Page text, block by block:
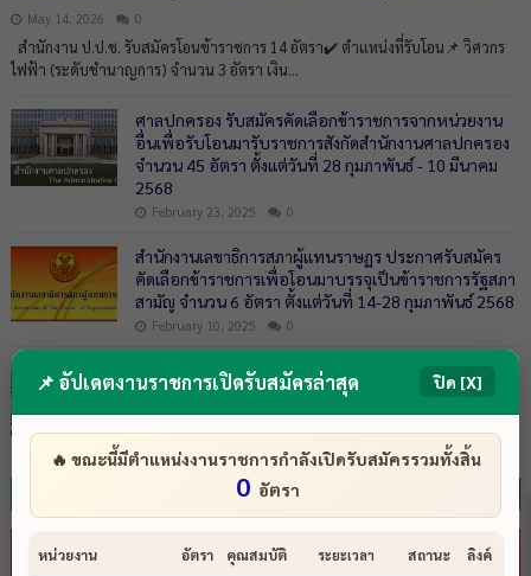
May 14, 2026 0
สำนักงาน ป.ป.ช. รับสมัครโอนข้าราชการ 14 อัตรา✔️ ตำแหน่งที่รับโอน📌 วิศวกร
ไฟฟ้า (ระดับชำนาญการ) จำนวน 3 อัตรา เงิน...
ศาลปกครอง รับสมัครคัดเลือกข้าราชการจากหน่วยงาน
อื่นเพื่อรับโอนมารับราชการสังกัดสำนักงานศาลปกครอง
จำนวน 45 อัตรา ตั้งแต่วันที่ 28 กุมภาพันธ์ - 10 มีนาคม
2568
February 23, 2025 0
สำนักงานเลขาธิการสภาผู้แทนราษฏร ประกาศรับสมัคร
คัดเลือกข้าราชการเพื่อโอนมาบรรจุเป็นข้าราชการรัฐสภา
สามัญ จำนวน 6 อัตรา ตั้งแต่วันที่ 14-28 กุมภาพันธ์ 2568
February 10, 2025 0
สำนักงานกิจการยุติธรรม รับโอนข้าราชการพลเรือนสามัญ
ระดับปฏิบัติการหรือชำนาญการ จำนวน 6 อัตรา บัดนี้ -
23 กุมภาพันธ์ 2567
February 12, 2024 0
งานรัฐวิสาหกิจ 2569__‹ดูทั้งหมด›
📌 อัปเดตงานราชการเปิดรับสมัครล่าสุด ปิด [X]
🔥 ขณะนี้มีตำแหน่งงานราชการกำลังเปิดรับสมัครรวมทั้งสิ้น
0 อัตรา
หน่วยงาน อัตรา คุณสมบัติ ระยะเวลา สถานะ ลิงค์